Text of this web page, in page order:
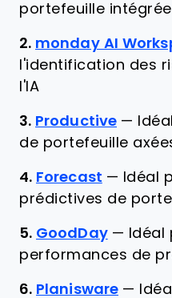
portefeuille intégrée
2. monday AI
l'identification des
l'IA
3. Productive —
de portefeuille
4. Forecast — Idéal
prédictives de
5. GoodDay — Idéal
performances de
6. Planisware —